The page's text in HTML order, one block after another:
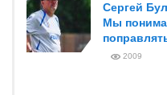
Сергей
Мы
2009